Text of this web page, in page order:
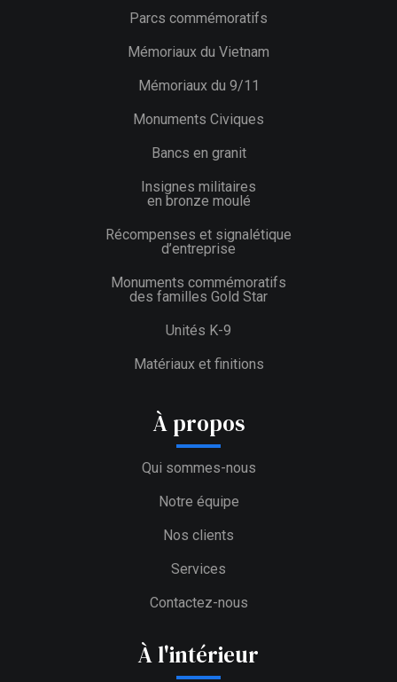
Parcs commémoratifs
Mémoriaux du Vietnam
Mémoriaux du 9/11
Monuments Civiques
Bancs en granit
Insignes militaires
en bronze moulé
Récompenses et signalétique
d’entreprise
Monuments commémoratifs
des familles Gold Star
Unités K-9
Matériaux et finitions
À propos
Qui sommes-nous
Notre équipe
Nos clients
Services
Contactez-nous
À l'intérieur